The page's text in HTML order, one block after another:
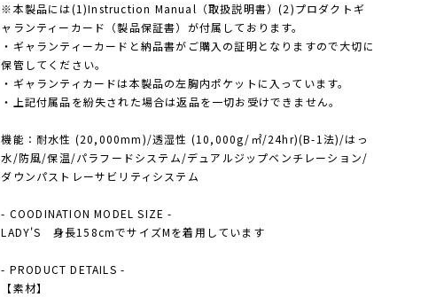
※本製品には(1)Instruction Manual（取扱説明書）(2)プロダクトギ
ャランティーカード（製品保証書）が付属しております。
・ギャランティーカードと納品書がご購入の証明となりますので大切に
保管してください。
・ギャランティカードは本製品の左胸内ポケットに入っています。
・上記付属品を紛失された場合は返品を一切お受けできません。
機能：耐水性 (20,000mm)/透湿性 (10,000g/㎡/24hr)(B-1法)/はっ
水/防風/保温/パラフードシステム/デュアルジップベンチレーション/
ダウンパストレーサビリティシステム
- COODINATION MODEL SIZE -
LADY'S 身長158cmでサイズMを着用しています
- PRODUCT DETAILS -
【素材】